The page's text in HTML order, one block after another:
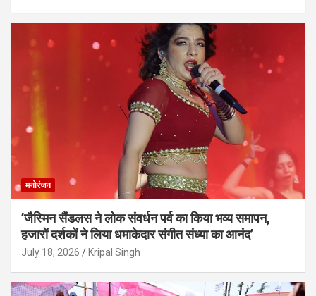
मनोरंजन
’जैस्मिन सैंडलस ने लोक संवर्धन पर्व का किया भव्य समापन,
हजारों दर्शकों ने लिया धमाकेदार संगीत संध्या का आनंद’
July 18, 2026 Kripal Singh